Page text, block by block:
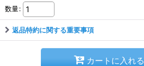
数量:
返品特約に関する重要事項
カートに入れる